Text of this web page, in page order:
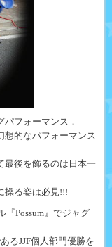
フォーマンス．
想的なパフォーマンス
最後を飾るのは日本一
操る姿は必見!!!
『Possum』でジャグ
るJJF個人部門優勝を